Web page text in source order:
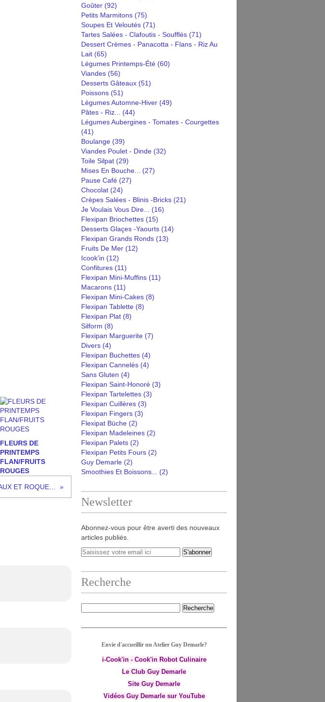
FLEURS DE
PRINTEMPS
FLAN/FRUITS
ROUGES
TARTE AUX NAVETS NOUVEAUX ET ROQUEFORT
Goûter (92)
Petits Marmitons (75)
Soupes Et Veloutés (71)
Tartes Salées - Clafoutis - Soufflés (71)
Dessert Crèmes - Panacotta - Flans - Riz Au
Lait (65)
Légumes Printemps-Été (60)
Viandes (56)
Desserts Gâteaux (51)
Poissons (51)
Légumes Automne-Hiver (49)
Pâtes - Riz...
(44)
Légumes Aubergines - Tomates - Courgettes
(41)
Boulange (39)
Viandes Poulet - Dinde (32)
Toile Silpat (29)
Mises En Bouche...
(27)
Pause Café (27)
Chocolat (24)
Crèpes Salées - Blinis -bricks (21)
Je Voulais Vous Dire...
(16)
Flexipan Briochettes (15)
Desserts Glaçes -yaourts (14)
Flexipan Grands Ronds (13)
Fruits De Mer (12)
Icook'in (12)
Confitures (11)
Flexipan Mini-Muffins (11)
Macarons (11)
Flexipan Mini-Cakes (8)
Flexipan Tablette (8)
Flexipan Plat (8)
Silform (8)
Flexipan Marguerite (7)
Divers (4)
Flexipan Buchettes (4)
Flexipan Cannelés (4)
Sans Gluten (4)
Flexipan Saint-Honoré (3)
Flexipan Tartelettes (3)
Flexipan Cuillères (3)
Flexipan Fingers (3)
Flexipat Büche (2)
Flexipan Madeleines (2)
Flexipan Palets (2)
Flexipan Petits Fours (2)
Guy Demarle (2)
Smoothies Et Boissons...
(2)
Newsletter
Abonnez-vous pour être averti des nouveaux
articles publiés.
Recherche
Envie d'accueillir un Atelier Guy Demarle?
i-Cook'in - Cook'in Robot Culinaire
Le Club Guy Demarle
Site Guy Demarle
Vidéos Guy Demarle sur YouTube